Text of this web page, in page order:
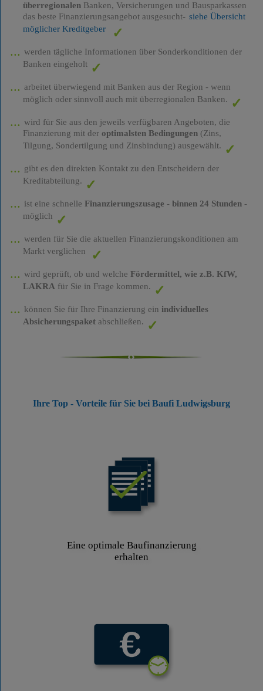
überregionalenBanken, Versicherungen und Bausparkassen
das beste Finanzierungsangebot ausgesucht- siehe Übersicht
möglicher Kreditgeber
werden tägliche Informationen über Sonderkonditionen der
Banken eingeholt
arbeitet überwiegend mit Banken aus der Region - wenn
möglich oder sinnvoll auch mit überregionalen Banken.
wird für Sie aus den jeweils verfügbaren Angeboten, die
Finanzierung mit der optimalsten Bedingungen(Zins,
Tilgung, Sondertilgung und Zinsbindung) ausgewählt.
gibt es den direkten Kontakt zu den Entscheidern der
Kreditabteilung.
ist eine schnelle Finanzierungszusage - binnen 24 Stunden-
möglich
werden für Sie die aktuellen Finanzierungskonditionen am
Markt verglichen
wird geprüft, ob und welche Fördermittel, wie z.B. KfW,
LAKRA für Sie in Frage kommen.
können Sie für Ihre Finanzierung ein individuelles
Absicherungspaketabschließen.
Ihre Top - Vorteile für Sie bei Baufi Ludwigsburg
Eine optimale Baufinanzierung
erhalten